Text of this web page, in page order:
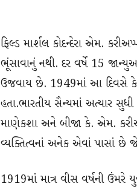
ફિલ્ડ માર્શલ કોદન્દેરા એમ.
ભૂંસાવાનું નથી. દર વર્ષે 15
ઉજવાય છે. 1949માં આ દિવસે કે.
હતા.ભારતીય સૈન્યમાં અત્યાર
માણેકશા અને બીજા કે. એમ.
વ્યક્તિત્વનાં અનેક એવાં પાસાં છે
1919માં માત્ર વીસ વર્ષની ઉંમરે